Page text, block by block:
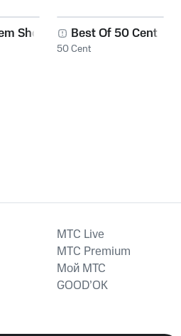
Show Best Of 50 Cent
50 Cent
MTС Live
MTС Premium
Мой МТС
GOOD’OK